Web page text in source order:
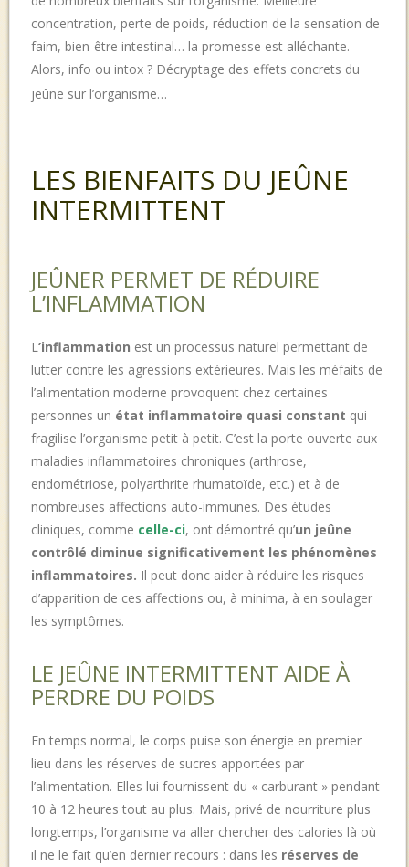
concentration, perte de poids, réduction de la sensation de
faim, bien-être intestinal… la promesse est alléchante.
Alors, info ou intox ? Décryptage des effets concrets du
jeûne sur l’organisme…
LES BIENFAITS DU JEÛNE
INTERMITTENT
JEÛNER PERMET DE RÉDUIRE
L’INFLAMMATION
L’inflammation est un processus naturel permettant de
lutter contre les agressions extérieures. Mais les méfaits de
l’alimentation moderne provoquent chez certaines
personnes un état inflammatoire quasi constant qui
fragilise l’organisme petit à petit. C’est la porte ouverte aux
maladies inflammatoires chroniques (arthrose,
endométriose, polyarthrite rhumatoïde, etc.) et à de
nombreuses affections auto-immunes. Des études
cliniques, comme celle-ci, ont démontré qu’un jeûne
contrôlé diminue significativement les phénomènes
inflammatoires. Il peut donc aider à réduire les risques
d’apparition de ces affections ou, à minima, à en soulager
les symptômes.
LE JEÛNE INTERMITTENT AIDE À
PERDRE DU POIDS
En temps normal, le corps puise son énergie en premier
lieu dans les réserves de sucres apportées par
l’alimentation. Elles lui fournissent du « carburant » pendant
10 à 12 heures tout au plus. Mais, privé de nourriture plus
longtemps, l’organisme va aller chercher des calories là où
il ne le fait qu’en dernier recours : dans les réserves de